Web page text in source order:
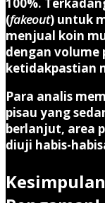
(fakeout) untuk
menjual koin
dengan volume
ketidakpastian
Para analis
pisau yang
berlanjut, area
diuji habis-